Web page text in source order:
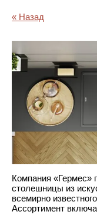
« Назад
Компания «Гермес»
столешницы из
всемирно
Ассортимент